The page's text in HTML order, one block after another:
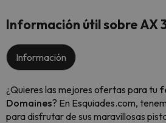
Información útil sobre AX
Información
¿Quieres las mejores ofertas para tu
Domaines? En Esquiades.com,
para disfrutar de sus maravillosas